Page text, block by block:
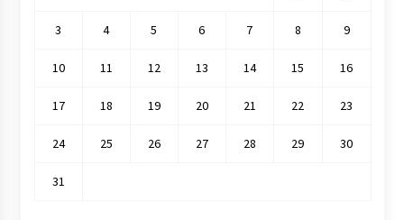
3 4 5 6 7 8 9
10 11 12 13 14 15 16
17 18 19 20 21 22 23
24 25 26 27 28 29 30
31